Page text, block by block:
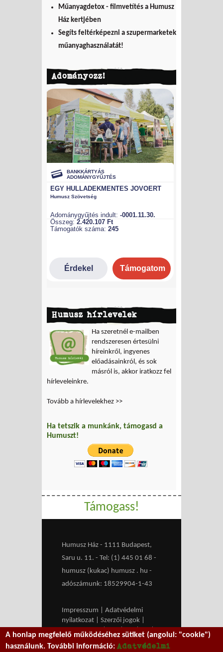
Műanyagdetox - filmvetítés a Humusz
Ház kertjében
Segíts feltérképezni a szupermarketek
műanyaghasználatát!
Adományozz!
Humusz hírlevelek
Ha szeretnél e-mailben
rendszeresen értesülni
híreinkről, ingyenes
előadásainkról, és sok
másról is, akkor iratkozz fel
hírleveleinkre.
Tovább a hírlevelekhez >>
Ha tetszik a munkánk, támogasd a
Humuszt!
Támogass!
Humusz Ház - 1111 Budapest,
Saru u. 11. - Tel: (1) 445 01 68 -
humusz (kukac) humusz . hu -
adószámunk: 18529904-1-43
Impresszum
Adatvédelmi
nyilatkozat
Szerzői jogok
Médiaajánlat
RSS HU| EN
A honlap megfelelő működéséhez sütiket (angolul: "cookie")
használunk. További információ:Adatvédelmi